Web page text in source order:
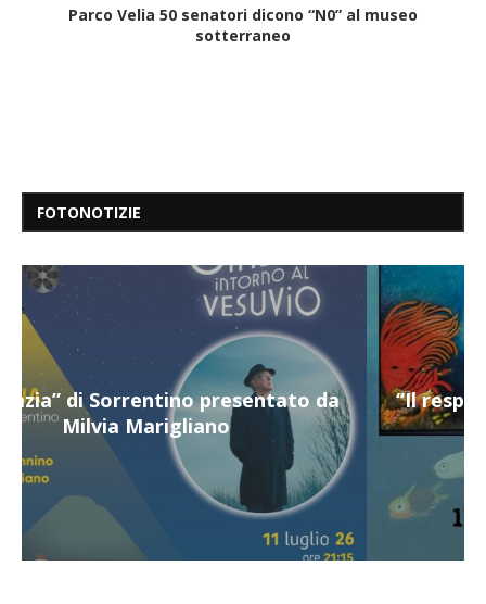
Parco Velia 50 senatori dicono “N0” al museo
sotterraneo
FOTONOTIZIE
“Il respiro del mare”, personale di Terry
Mangiatordi